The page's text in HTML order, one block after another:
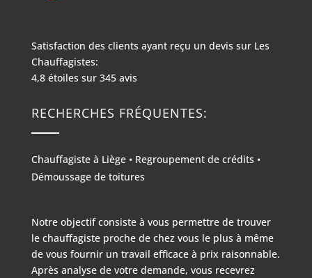
Satisfaction des clients ayant reçu un devis sur Les
Chauffagistes:
4,8étoiles sur 345avis
RECHERCHES FRÉQUENTES:
Chauffagiste à Liège• Regroupement de crédits •
Démoussage de toitures
Notre objectif consiste à vous permettre de trouver
le chauffagiste proche de chez vous le plus à même
de vous fournir un travail efficace à prix raisonnable.
Après analyse de votre demande, vous recevrez